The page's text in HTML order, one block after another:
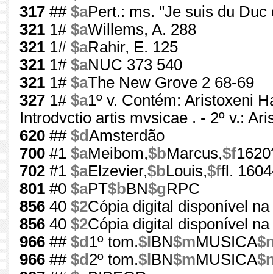
317 ## $aPert.: ms. "Je suis du
321 1# $aWillems, A. 288
321 1# $aRahir, E. 125
321 1# $aNUC 373 540
321 1# $aThe New Grove 2 68-69
327 1# $a1º v. Contém: Aristoxeni
Introdvctio artis mvsicae . - 2º v.:
620 ## $dAmsterdão
700 #1 $aMeibom,$bMarcus,$f
702 #1 $aElzevier,$bLouis,$ffl.
801 #0 $aPT$bBN$gRPC
856 40 $2Cópia digital disponível
856 40 $2Cópia digital disponível
966 ## $d 1º tom.$l BN$mMUSICA
966 ## $d 2º tom.$l BN$mMUSICA